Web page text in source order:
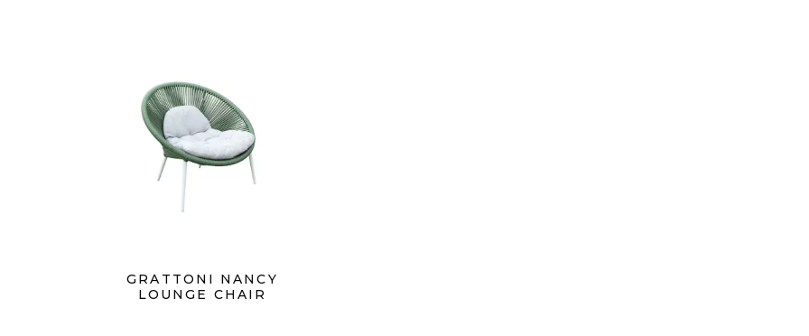
GRATTONI NANCY
LOUNGE CHAIR